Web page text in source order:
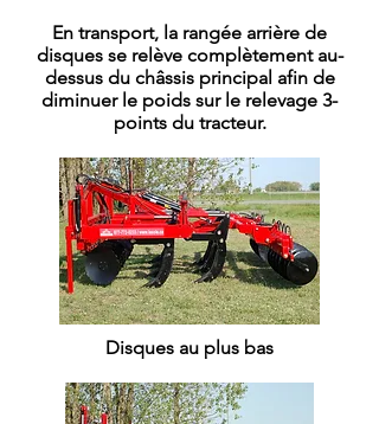
En transport, la rangée arrière de
disques se relève complètement au-
dessus du châssis principal afin de
diminuer le poids sur le relevage 3-
points du tracteur.
Disques au plus bas